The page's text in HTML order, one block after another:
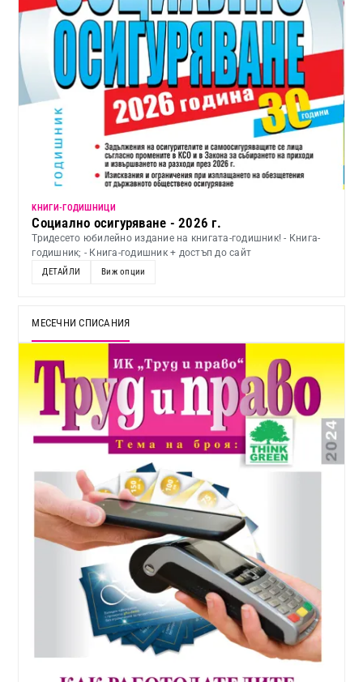
KНИГИ-ГОДИШНИЦИ
Социално осигуряване - 2026 г.
Тридесето юбилейно издание на книгата-годишник! - Книга-
годишник; - Книга-годишник + достъп до сайт
ДЕТАЙЛИ Виж опции
МЕСЕЧНИ СПИСАНИЯ